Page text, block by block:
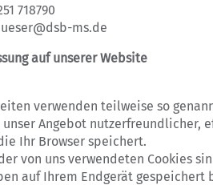
718790
ms.de
auf unserer Website
verwenden teilweise so
Angebot nutzerfreundlicher,
Ihr Browser speichert.
von uns verwendeten Cookies
auf Ihrem Endgerät gespeichert